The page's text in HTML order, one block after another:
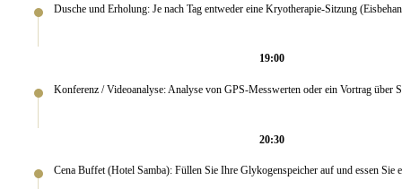
Dusche und Erholung: Je nach Tag entweder eine Kryotherapie-Sitzung
19:00
Konferenz / Videoanalyse: Analyse von GPS-Messwerten oder ein Vortrag über
20:30
Cena Buffet (Hotel Samba): Füllen Sie Ihre Glykogenspeicher auf und essen Sie